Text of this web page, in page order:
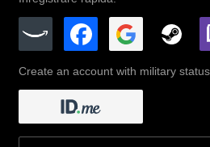
Create an account with military status